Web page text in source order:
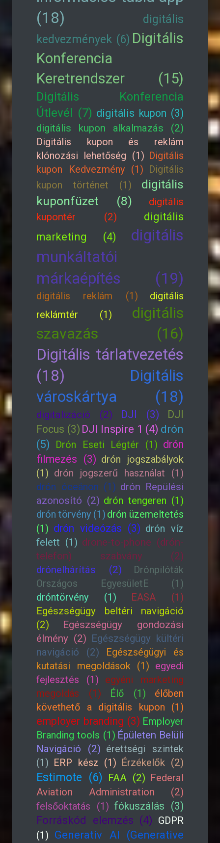
(18)
digitális
kedvezmények (6) Digitális
Konferencia
Keretrendszer (15)
Digitális Konferencia
Útlevél (7) digitális kupon (3)
digitális kupon alkalmazás (2)
Digitális kupon és reklám
klónozási lehetőség (1) Digitális
kupon Kedvezmény (1) Digitális
kupon történet (1)
digitális
kuponfüzet (8)
digitális
kupontér (2)
digitális
marketing (4)
digitális
munkáltatói
márkaépítés (19)
digitális reklám (1)
digitális
reklámtér (1)
digitális
szavazás (16)
Digitális tárlatvezetés
(18)
Digitális
városkártya (18)
digitalizáció (2) DJI (3)
DJI
Focus (3) DJI Inspire 1 (4) drón
(5)
Drón Eseti Légtér (1) drón
filmezés (3) drón jogszabályok
(1) drón jogszerű használat (1)
drón óceánon (1) drón Repülési
azonosító (2) drón tengeren (1)
drón törvény (1) drón üzemeltetés
(1) drón videózás (3) drón víz
felett (1) drone-to-phone (drón-
telefon) szabvány (2)
drónelhárítás (2)
Drónpilóták
Országos EgyesületE (1)
dróntörvény (1)
EASA (1)
Egészségügy beltéri navigáció
(2)
Egészségügy gondozási
élmény (2) Egészségügy kültéri
navigáció (2)
Egészségügyi és
kutatási megoldások (1) egyedi
fejlesztés (1)
egyéni marketing
megoldás (1)
Élő (1)
élőben
követhető a digitális kupon (1)
employer branding (3) Employer
Branding tools (1) Épületen Belüli
Navigáció (2) érettségi szintek
(1) ERP kész (1) Érzékelők (2)
Estimote (6) FAA (2) Federal
Aviation Administration (2)
felsőoktatás (1) fókuszálás (3)
Forráskód elemzés (4) GDPR
(1) Generatív AI (Generative